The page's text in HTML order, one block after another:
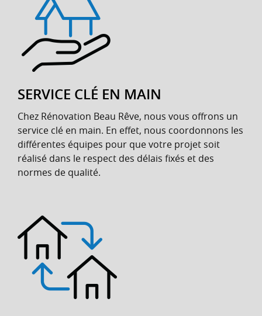
SERVICE CLÉ EN MAIN
Chez Rénovation Beau Rêve, nous vous offrons un
service clé en main. En effet, nous coordonnons les
différentes équipes pour que votre projet soit
réalisé dans le respect des délais fixés et des
normes de qualité.